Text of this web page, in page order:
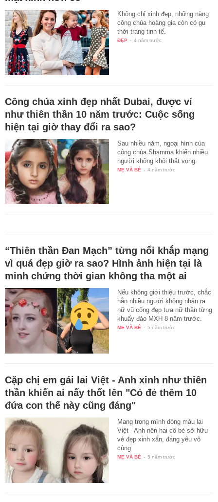
Không chỉ xinh đẹp, những nàng
công chúa hoàng gia còn có gu
thời trang tinh tế.
ĐẸP - 4 năm trước
Công chúa xinh đẹp nhất Dubai, được ví
như thiên thần 10 năm trước: Cuộc sống
hiện tại giờ thay đổi ra sao?
Sau nhiều năm, ngoại hình của
công chúa Shamma khiến nhiều
người không khỏi thất vọng.
MẸ VÀ BÉ - 4 năm trước
“Thiên thần Đan Mạch” từng nổi khắp mạng
vì quá đẹp giờ ra sao? Hình ảnh hiện tại là
minh chứng thời gian không tha một ai
Nếu không giới thiệu trước, chắc
hẳn nhiều người không nhận ra
nữ vũ công đẹp tựa nữ thần từng
khuấy đảo MXH 8 năm trước.
MẸ VÀ BÉ - 5 năm trước
Cặp chị em gái lai Việt - Anh xinh như thiên
thần khiến ai nấy thốt lên "Có đẻ thêm 10
đứa con thế này cũng đáng"
Mang trong mình dòng máu lai
Việt - Anh nên hai cô bé sở hữu
vẻ đẹp xinh xắn, đáng yêu vô
cùng.
MẸ VÀ BÉ - 5 năm trước